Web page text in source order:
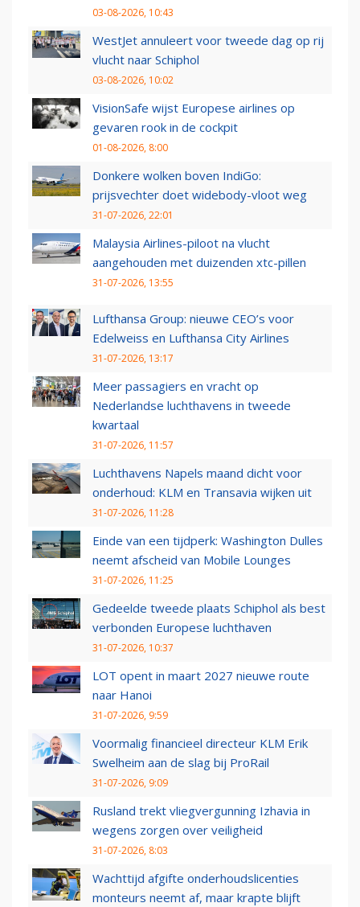
03-08-2026, 10:43
WestJet annuleert voor tweede dag op rij
vlucht naar Schiphol
03-08-2026, 10:02
VisionSafe wijst Europese airlines op
gevaren rook in de cockpit
01-08-2026, 8:00
Donkere wolken boven IndiGo:
prijsvechter doet widebody-vloot weg
31-07-2026, 22:01
Malaysia Airlines-piloot na vlucht
aangehouden met duizenden xtc-pillen
31-07-2026, 13:55
Lufthansa Group: nieuwe CEO’s voor
Edelweiss en Lufthansa City Airlines
31-07-2026, 13:17
Meer passagiers en vracht op
Nederlandse luchthavens in tweede
kwartaal
31-07-2026, 11:57
Luchthavens Napels maand dicht voor
onderhoud: KLM en Transavia wijken uit
31-07-2026, 11:28
Einde van een tijdperk: Washington Dulles
neemt afscheid van Mobile Lounges
31-07-2026, 11:25
Gedeelde tweede plaats Schiphol als best
verbonden Europese luchthaven
31-07-2026, 10:37
LOT opent in maart 2027 nieuwe route
naar Hanoi
31-07-2026, 9:59
Voormalig financieel directeur KLM Erik
Swelheim aan de slag bij ProRail
31-07-2026, 9:09
Rusland trekt vliegvergunning Izhavia in
wegens zorgen over veiligheid
31-07-2026, 8:03
Wachttijd afgifte onderhoudslicenties
monteurs neemt af, maar krapte blijft